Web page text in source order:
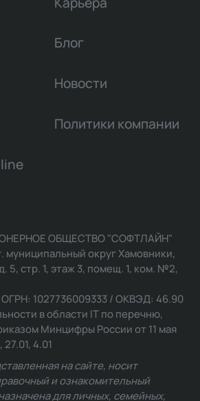
Блог
Новости
Политики компании
ОБЩЕСТВО "СОФТЛАЙН"
муниципальный округ Хамовники,
5, стр. 1, этаж 3, помещ. 1, ком. №2,
1027736009333 / ОКВЭД: 46.90
в области IT по перечню,
Минцифры России от 11 мая
4.01
на сайте, носит
и ознакомительный
для личных, семейных,